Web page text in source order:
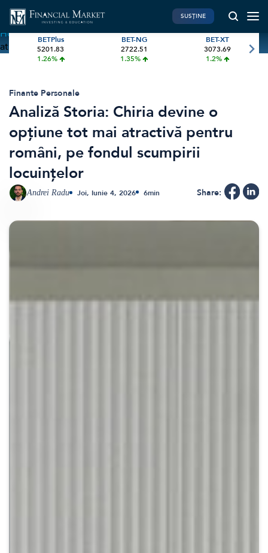
Home»Analiză Storia: Chiria devine o opțiune tot mai
atractivă pentru români, pe fondul scumpirii locuințelor
PIATA DE CAPITAL
Investiții
International
BVB Recap
Bursa
Acțiunea Zilei
Brokeri
FINANTE PERSONALE
Pensie & taxe
Credite
Asigurari
FINTECH
SUSȚINE
BETPlus
5201.83
1.26%
BET-NG
2722.51
1.35%
BET-XT
3073.69
1.2%
Finante Personale
Analiză Storia: Chiria devine o
opțiune tot mai atractivă pentru
români, pe fondul scumpirii
locuințelor
Andrei Radu Joi, Iunie 4, 2026 6min Share: